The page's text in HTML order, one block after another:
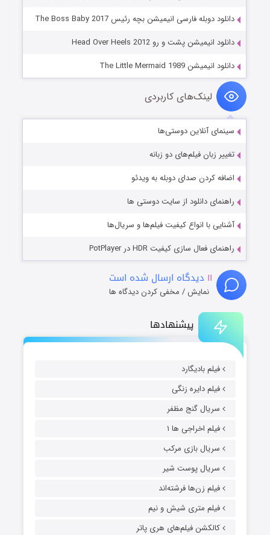
پیشنهادها
فیلم بادیگارد
فیلم دایره زنگی
سریال گنج مظفر
فیلم اخراجی ها ۱
سریال بازی مرکب
سریال پوست شیر
فیلم زن‌ها فرشته‌اند
فیلم متری شیش و نیم
کالکشن فیلم‌های هری پاتر
دانلود دوبله فارسی انیمیشن بچه رئیس The Boss Baby 2017
دانلود انیمیشن پشت و رو Head Over Heels 2012
دانلود انیمیشن The Little Mermaid 1989
لینک‌های کاربردی
سینمای آنلاین دوستی‌ها
تغییر زبان فیلم‌های دو زبانه
اضافه کردن صدای دوبله به ویدئو
راهنمای دانلود از سایت دوستی ها
آشنایی با انواع کیفیت فیلم‌ها و سریال‌ها
راهنمای فعال سازی کیفیت HDR در PotPlayer
۱۱ دیدگاه ارسال شده است
نمایش / مخفی کردن دیدگاه ها